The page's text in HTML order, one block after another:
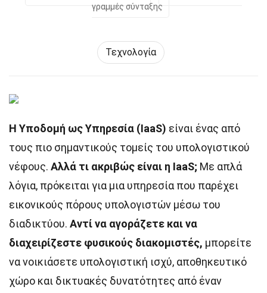
γραμμές σύνταξης
Τεχνολογία
Η Υποδομή ως Υπηρεσία (IaaS) είναι ένας από
τους πιο σημαντικούς τομείς του υπολογιστικού
νέφους. Αλλά τι ακριβώς είναι η IaaS; Με απλά
λόγια, πρόκειται για μια υπηρεσία που παρέχει
εικονικούς πόρους υπολογιστών μέσω του
διαδικτύου. Αντί να αγοράζετε και να
διαχειρίζεστε φυσικούς διακομιστές, μπορείτε
να νοικιάσετε υπολογιστική ισχύ, αποθηκευτικό
χώρο και δικτυακές δυνατότητες από έναν